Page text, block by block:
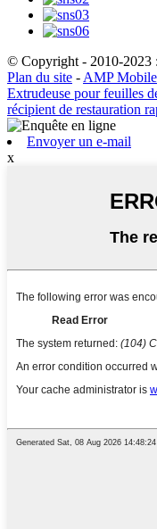
© Copyright - 2010-2023
Plan du site - AMP Mobile
Extrudeuse pour feuilles
récipient de restauration
Envoyer un e-mail
x